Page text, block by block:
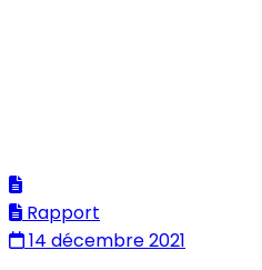
Rapport
14 décembre 2021